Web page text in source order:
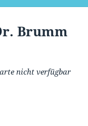
Brumm
nicht verfügbar